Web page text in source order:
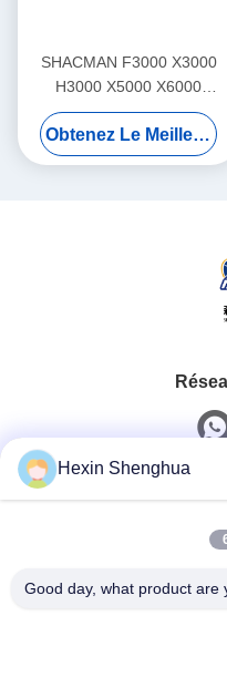
SHACMAN F3000 X3000
H3000 X5000 X6000
Montage du tableau de bord
du camion Groupe de
panneaux d'instruments
Obtenez Le Meilleur Prix
0086-13579271170
Hexin Shenghua
Good day, what product are